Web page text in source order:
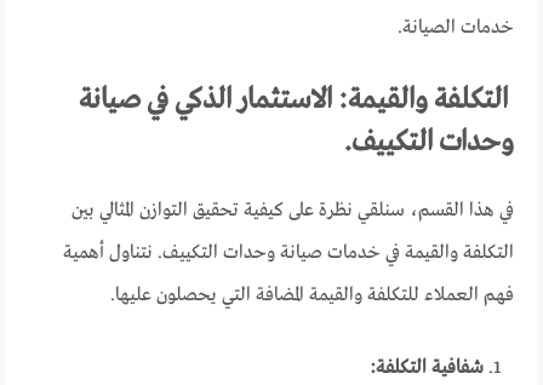
خدمات الصيانة.
التكلفة والقيمة: الاستثمار الذكي في صيانة
وحدات التكييف.
في هذا القسم، سنلقي نظرة على كيفية تحقيق التوازن المثالي بين
التكلفة والقيمة في خدمات صيانة وحدات التكييف. نتناول أهمية
فهم العملاء للتكلفة والقيمة المضافة التي يحصلون عليها.
شفافية التكلفة: